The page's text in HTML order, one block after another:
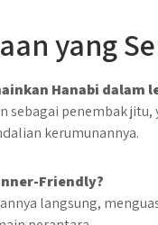
yang
Hanabi dalam
sebagai penembak
kerumunannya.
Friendly?
langsung,